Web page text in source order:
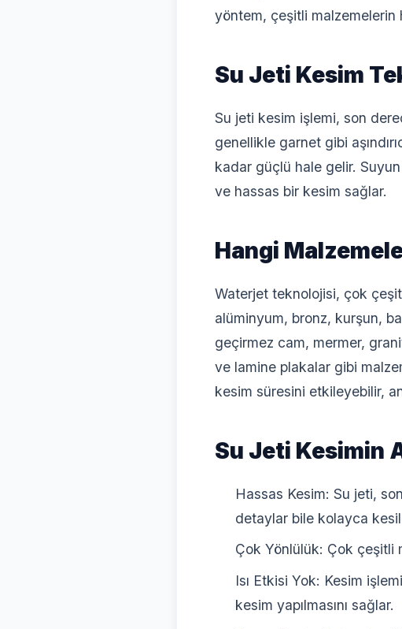
yöntem, çeşitli malzemelerin
Su Jeti Kesim
Su jeti kesim işlemi, son
genellikle garnet gibi
kadar güçlü hale gelir. Suyun
ve hassas bir kesim sağlar.
Hangi
Waterjet teknolojisi, çok
alüminyum, bronz, kurşun,
geçirmez cam, mermer,
ve lamine plakalar gibi
kesim süresini etkileyebilir,
Su Jeti Kesimin
Hassas Kesim: Su jeti,
detaylar bile kolayca
Çok Yönlülük: Çok çeşitli
Isı Etkisi Yok: Kesim
kesim yapılmasını sağlar.